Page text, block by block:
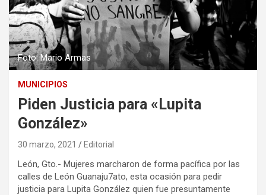
Foto: Mario Armas
MUNICIPIOS
Piden Justicia para «Lupita
González»
30 marzo, 2021 Editorial
León, Gto.- Mujeres marcharon de forma pacífica por las
calles de León Guanaju7ato, esta ocasión para pedir
justicia para Lupita González quien fue presuntamente